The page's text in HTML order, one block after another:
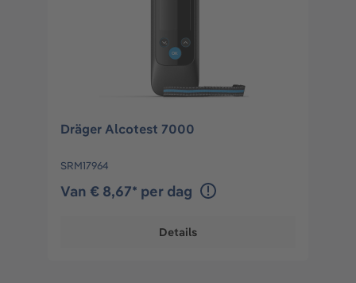
Dräger Alcotest 7000
SRM17964
Van € 8,67* per dag
Details